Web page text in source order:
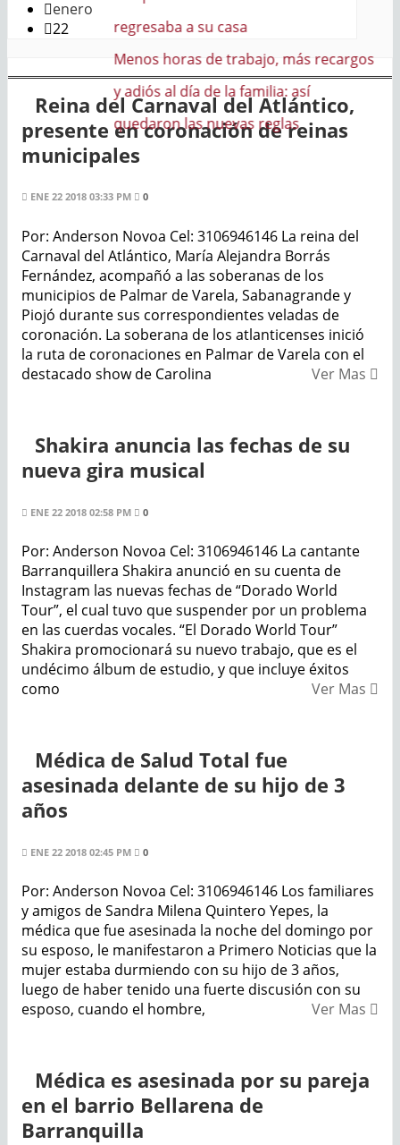
más recargos
reglas
enero
22
Reina del Carnaval del Atlántico,
presente en coronación de reinas
municipales
ENE 22 2018 03:33 PM 0
Por: Anderson Novoa Cel: 3106946146 La reina del
Carnaval del Atlántico, María Alejandra Borrás
Fernández, acompañó a las soberanas de los
municipios de Palmar de Varela, Sabanagrande y
Piojó durante sus correspondientes veladas de
coronación. La soberana de los atlanticenses inició
la ruta de coronaciones en Palmar de Varela con el
destacado show de Carolina
Ver Mas
Shakira anuncia las fechas de su
nueva gira musical
ENE 22 2018 02:58 PM 0
Por: Anderson Novoa Cel: 3106946146 La cantante
Barranquillera Shakira anunció en su cuenta de
Instagram las nuevas fechas de “Dorado World
Tour”, el cual tuvo que suspender por un problema
en las cuerdas vocales. “El Dorado World Tour”
Shakira promocionará su nuevo trabajo, que es el
undécimo álbum de estudio, y que incluye éxitos
como
Ver Mas
Médica de Salud Total fue
asesinada delante de su hijo de 3
años
ENE 22 2018 02:45 PM 0
Por: Anderson Novoa Cel: 3106946146 Los familiares
y amigos de Sandra Milena Quintero Yepes, la
médica que fue asesinada la noche del domingo por
su esposo, le manifestaron a Primero Noticias que la
mujer estaba durmiendo con su hijo de 3 años,
luego de haber tenido una fuerte discusión con su
esposo, cuando el hombre,
Ver Mas
Médica es asesinada por su pareja
en el barrio Bellarena de
Barranquilla